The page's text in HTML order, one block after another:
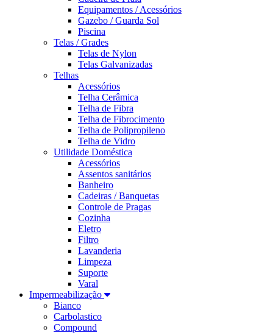
Equipamentos / Acessórios
Gazebo / Guarda Sol
Piscina
Telas / Grades
Telas de Nylon
Telas Galvanizadas
Telhas
Acessórios
Telha Cerâmica
Telha de Fibra
Telha de Fibrocimento
Telha de Polipropileno
Telha de Vidro
Utilidade Doméstica
Acessórios
Assentos sanitários
Banheiro
Cadeiras / Banquetas
Controle de Pragas
Cozinha
Eletro
Filtro
Lavanderia
Limpeza
Suporte
Varal
Impermeabilização
Bianco
Carbolastico
Compound